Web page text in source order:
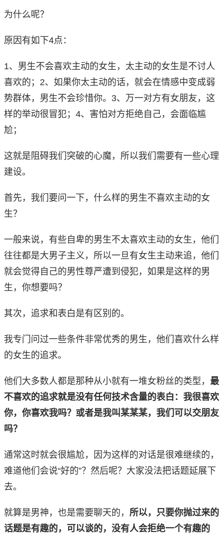
为什么呢？
原因有如下4点：
1、男生不会喜欢主动的女生，太主动的女生是不讨人
喜欢的；2、如果你太主动的话，就会在情感中变成弱
势群体，男生不会珍惜你。3、万一对方有女朋友，这
样的举动很冒犯；4、害怕对方拒绝自己，会面临尴
尬；
这就是阻碍我们突破的心魔，所以我们需要有一些心理
建设。
首先，我们要问一下，什么样的男生不喜欢主动的女
生？
一般来说，有些自卑的男生不太喜欢主动的女生，他们
往往都是大男子主义，所以一旦有女生主动来追，他们
就会觉得自己的男性尊严遭到侵犯，如果是这样的男
生，你想要吗？
其次，追求和表白是有区别的。
我专门问过一些条件非常优秀的男生，他们喜欢什么样
的女生的追求。
他们大多数人都是那种从小就有一堆女粉丝的类型， 最
不喜欢的追求就是没有任何技术含量的表白：我很喜欢
你，你喜欢我吗？或者是我叫某某某，我们可以交朋友
吗？
通常这时就会很尴尬，因为这样的对话是很难继续的，
难道他们会说“好的”？然后呢？大家没法把话题延展下
去。
就算是男神，也是需要聊天的， 所以，只要你抛过来的
话题是有趣的，可以谈的，没有人会拒绝一个有趣的